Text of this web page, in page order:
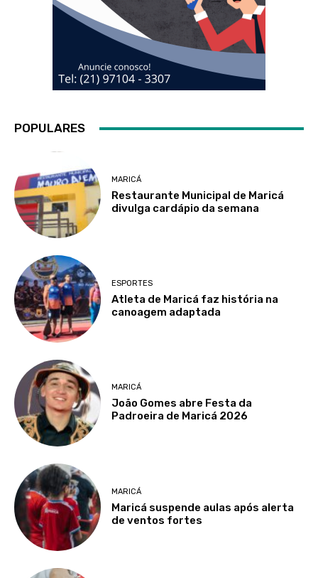
POPULARES
MARICÁ
Restaurante Municipal de Maricá
divulga cardápio da semana
ESPORTES
Atleta de Maricá faz história na
canoagem adaptada
MARICÁ
João Gomes abre Festa da
Padroeira de Maricá 2026
MARICÁ
Maricá suspende aulas após alerta
de ventos fortes